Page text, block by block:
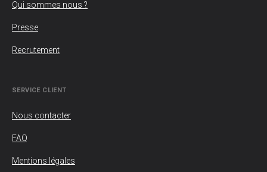
Qui sommes nous ?
Presse
Recrutement
SERVICE CLIENT
Nous contacter
FAQ
Mentions légales